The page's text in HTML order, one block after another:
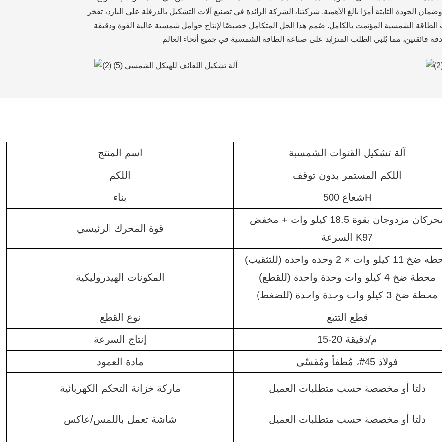
الجودة الثابتة أمرًا بالغ الأهمية. شركتنا، الشركة الرائدة في تصنيع آلات التشكيل بالدرفلة على البارد، تفخر
الطاقة الشمسية المؤتمت بالكامل. صُمم هذا الحل المتكامل خصيصًا لإنتاج حوامل شمسية عالية القوة ودقيقة
اسم المنتج آلة تشكيل القنوات الشمسية
اللكم اللكم المستمر بدون توقف
بناء شعاع 500H
قوة المحرك الرئيسي
محركان مزدوجان بقوة 18.5 كيلو وات + مخفض
السرعة K97
المكونات الهيدروليكية
كيلو وات × 2 وحدة واحدة (للتثقيب)
محطة ضخ 4 كيلو وات وحدة واحدة (للقطع)
محطة ضخ 3 كيلو وات وحدة واحدة (للضغط)
نوع القطع قطع التتبع
إنتاج السرعة 15-20 م/دقيقة
مادة العمود فولاذ 45#، مُطفأ ومُقسّى
ماركة خزانة التحكم الكهربائية دلتا أو مخصصة حسب متطلبات العميل
شاشة تعمل باللمس/عاكس دلتا أو مخصصة حسب متطلبات العميل